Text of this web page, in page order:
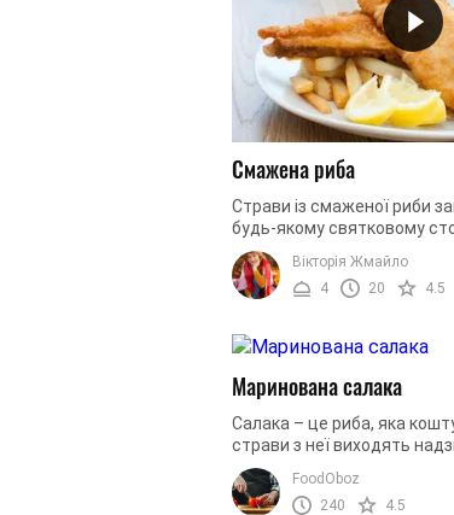
Смажена риба
Страви із смаженої риби
будь-якому святковому
подають як основне, або ж
Рибу можна обваляти не ...
Вікторія Жмайло
4
20 4.5
Маринована салака
Салака – це риба, яка
страви з неї виходять
Вдалим рішенням буде
Вона вийде ароматною та ...
FoodOboz
240
4.5